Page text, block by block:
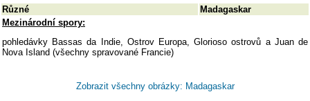
Různé
Madagaskar
Mezinárodní spory:
pohledávky Bassas da Indie, Ostrov Europa, Glorioso ostrovů a Juan de
Nova Island (všechny spravované Francie)
Zobrazit všechny obrázky: Madagaskar